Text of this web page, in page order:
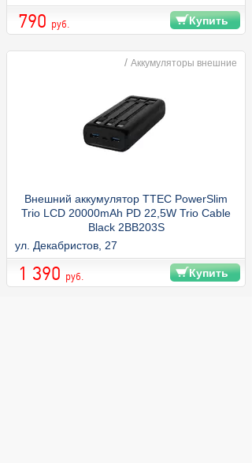
790 руб. Купить
/ Аккумуляторы внешние
Внешний аккумулятор TTEC PowerSlim
Trio LCD 20000mAh PD 22,5W Trio Cable
Black 2BB203S
ул. Декабристов, 27
1 390 руб. Купить